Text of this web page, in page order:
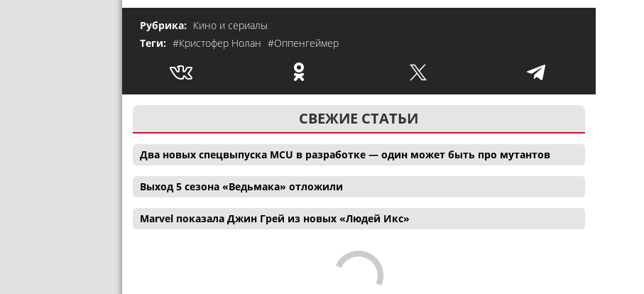
Рубрика: Кино и сериалы
Теги: #Кристофер Нолан #Оппенгеймер
СВЕЖИЕ СТАТЬИ
Два новых спецвыпуска MCU в разработке — один может быть про мутантов
Выход 5 сезона «Ведьмака» отложили
Marvel показала Джин Грей из новых «Людей Икс»